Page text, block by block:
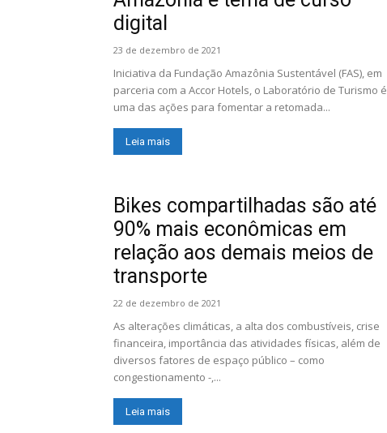
digital
23 de dezembro de 2021
Iniciativa da Fundação Amazônia Sustentável (FAS), em
parceria com a Accor Hotels, o Laboratório de Turismo é
uma das ações para fomentar a retomada...
Leia mais
Bikes compartilhadas são até
90% mais econômicas em
relação aos demais meios de
transporte
22 de dezembro de 2021
As alterações climáticas, a alta dos combustíveis, crise
financeira, importância das atividades físicas, além de
diversos fatores de espaço público – como
congestionamento -,...
Leia mais